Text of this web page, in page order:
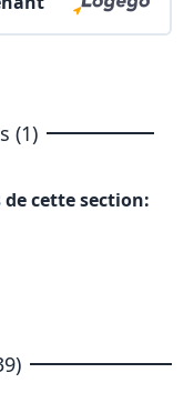
(1)
cette section: